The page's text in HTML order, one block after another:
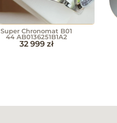
Super Chronomat B01
44 AB0136251B1A2
32 999 zł